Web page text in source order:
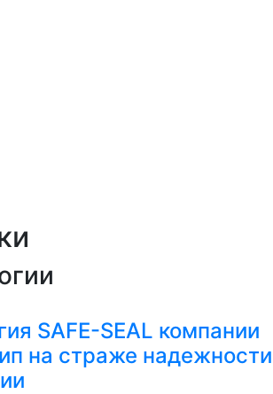
SAFE-SEAL компании
на страже надежности